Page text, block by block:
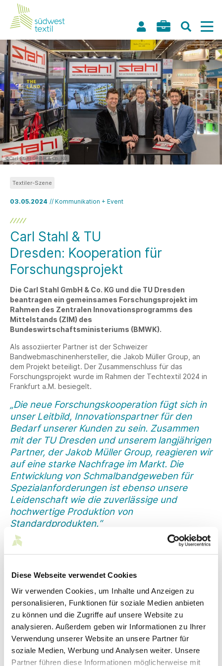
Diese Webseite verwendet Cookies
Wir verwenden Cookies, um Inhalte und Anzeigen zu
personalisieren, Funktionen für soziale Medien anbieten
zu können und die Zugriffe auf unsere Website zu
analysieren. Außerdem geben wir Informationen zu Ihrer
Verwendung unserer Website an unsere Partner für
soziale Medien, Werbung und Analysen weiter. Unsere
Partner führen diese Informationen möglicherweise mit
©Carl Stahl GmbH & Co. KG
03.05.2024 // Kommunikation + Event
Textiler-Szene
Carl Stahl & TU
Dresden: Kooperation für
Forschungsprojekt
Die Carl Stahl GmbH & Co. KG und die TU Dresden
beantragen ein gemeinsames Forschungsprojekt im
Rahmen des Zentralen Innovationsprogramms des
Mittelstands (ZIM) des
Bundeswirtschaftsministeriums (BMWK).
Als assoziierter Partner ist der Schweizer
Bandwebmaschinenhersteller, die Jakob Müller Group, an
dem Projekt beteiligt. Der Zusammenschluss für das
Forschungsprojekt wurde im Rahmen der Techtextil 2024 in
Frankfurt a.M. besiegelt.
„Die neue Forschungskooperation fügt sich in
unser Leitbild, Innovationspartner für den
Bedarf unserer Kunden zu sein. Zusammen
mit der TU Dresden und unserem langjährigen
Partner, der Jakob Müller Group, reagieren wir
auf eine starke Nachfrage im Markt. Die
Entwicklung von Schmalbandgeweben für
Spezialanforderungen ist ebenso unsere
Leidenschaft wie die zuverlässige und
hochwertige Produktion von
Standardprodukten.“
Dr. Werner Boysen, Geschäftsführer der Carl Stahl GmbH & Co. KG
sind wir grundsätzlich interessiert an
vielversprechenden technischen
Weiterentwicklungen. Wir stehen daher für
dieses ambitionierte wissenschaftliche
Vorhaben gerne als Maschinenbau-Partner
zur Seite und sind gespannt auf die
Forschungsergebnisse.“